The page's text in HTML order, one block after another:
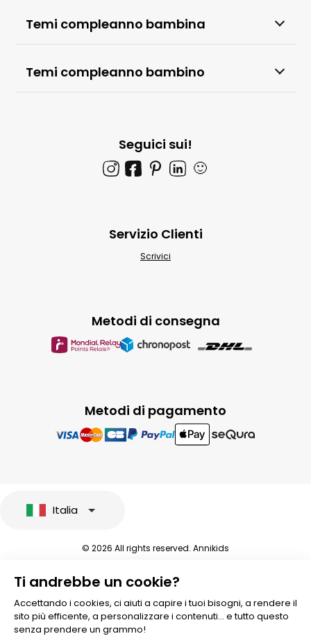
Temi compleanno bambina
Temi compleanno bambino
Seguici sui!
🙂
Metodi di pagamento
Metodi di consegna
Servizio Clienti
Scrivici
Ti andrebbe un cookie?
Accettando i cookies, ci aiuti a capire i tuoi bisogni, a rendere il
sito più efficente, a personalizzare i contenuti... e tutto questo
senza prendere un grammo!
Italia
© 2026 All rights reserved. Annikids